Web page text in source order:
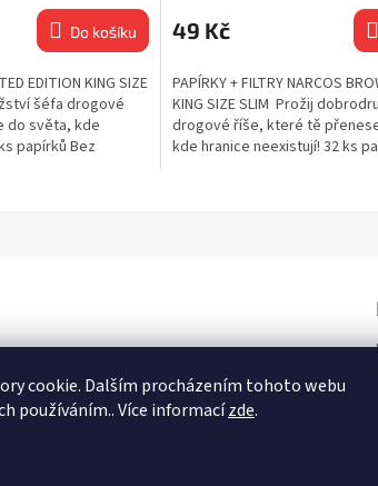
cookie. Dalším procházením tohoto webu
používáním.. Více informacízde.
Do košíku
EDITION KING SIZE
šéfa drogové
do světa, kde
papírků Bez
49 Kč
PAPÍRKY + FILTRY NARCOS
KING SIZE SLIM Prožij
drogové říše, které tě
kde hranice neexistují! 32 ks
cookies